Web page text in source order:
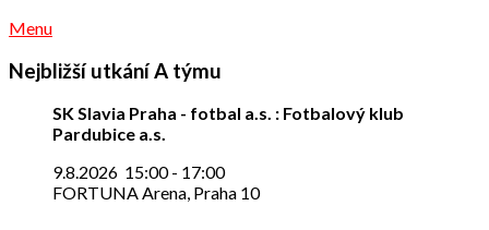
Menu
Nejbližší utkání A týmu
SK Slavia Praha - fotbal a.s. : Fotbalový klub
Pardubice a.s.
9.8.2026 15:00- 17:00
FORTUNA Arena, Praha 10